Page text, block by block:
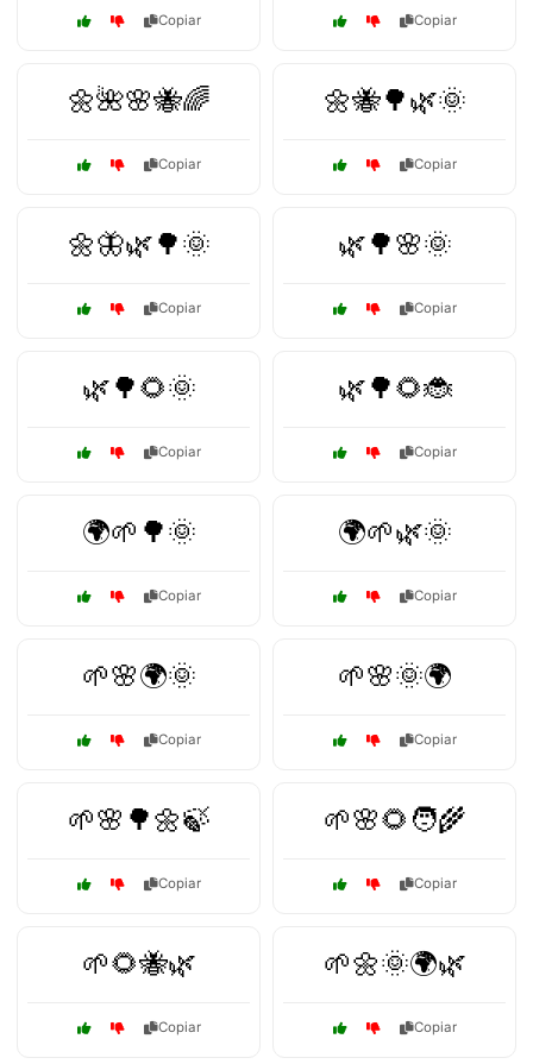
Copiar Copiar
🌼🌺🌸🐝🌈
Copiar
🌼🐝🌳🌿🌞
Copiar
🌼🦋🌿🌳🌞
Copiar
🌿🌳🌸🌞
Copiar
🌿🌳🌻🌞
Copiar
🌿🌳🌻🐞
Copiar
🌍🌱🌳🌞
Copiar
🌍🌱🌿🌞
Copiar
🌱🌸🌍🌞
Copiar
🌱🌸🌞🌍
Copiar
🌱🌸🌳🌼🍃
Copiar
🌱🌸🌻🧑‍🌾
Copiar
🌱🌻🐝🌿
Copiar
🌱🌼🌞🌍🌿
Copiar